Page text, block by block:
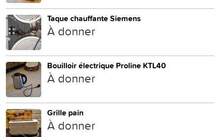
Taque chauffante Siemens
À donner
Bouilloir électrique Proline KTL40
À donner
Grille pain
À donner